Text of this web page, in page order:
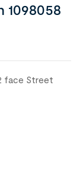
face Street